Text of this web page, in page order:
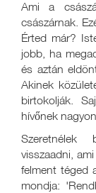
Ami a
császárnak.
Érted már?
jobb, ha
és aztán
Akinek
birtokolják.
hívőnek
Szeretnélek
visszaadni,
felment téged
mondja: